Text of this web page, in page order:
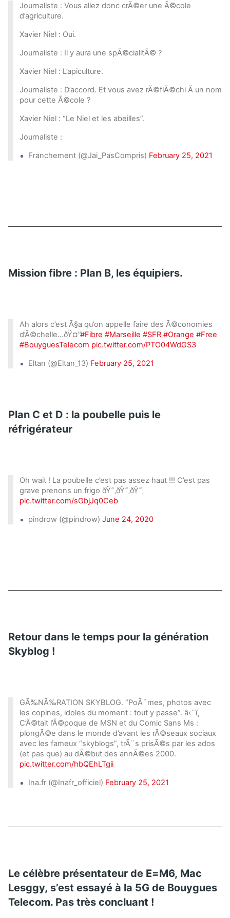
Journaliste : Vous allez donc crÃ©er une Ã©cole
d’agriculture.
Xavier Niel : Oui.
Journaliste : Il y aura une spÃ©cialitÃ© ?
Xavier Niel : L’apiculture.
Journaliste : D’accord. Et vous avez rÃ©flÃ©chi Ã un nom
pour cette Ã©cole ?
Xavier Niel : “Le Niel et les abeilles”.
Journaliste :
Franchement (@Jai_PasCompris) February 25, 2021
Mission fibre : Plan B, les équipiers.
Ah alors c’est Ã§a qu’on appelle faire des Ã©conomies
d’Ã©chelle…ðŸ¤”#Fibre #Marseille #SFR #Orange #Free
#BouyguesTelecom pic.twitter.com/PTO04WdGS3
Eltan (@Eltan_13) February 25, 2021
Plan C et D : la poubelle puis le
réfrigérateur
Oh wait ! La poubelle c’est pas assez haut !!! C’est pas
grave prenons un frigo ðŸ˜‚ðŸ˜‚ðŸ˜‚
pic.twitter.com/sGbjJq0Ceb
pindrow (@pindrow) June 24, 2020
Retour dans le temps pour la génération
Skyblog !
GÃ‰NÃ‰RATION SKYBLOG. “PoÃ¨mes, photos avec
les copines, idoles du moment : tout y passe”. â‹¨ï¸
C’Ã©tait l’Ã©poque de MSN et du Comic Sans Ms :
plongÃ©e dans le monde d’avant les rÃ©seaux sociaux
avec les fameux “skyblogs”, trÃ¨s prisÃ©s par les ados
(et pas que) au dÃ©but des annÃ©es 2000.
pic.twitter.com/hbQEhLTgii
Ina.fr (@Inafr_officiel) February 25, 2021
Le célèbre présentateur de E=M6, Mac
Lesggy, s’est essayé à la 5G de Bouygues
Telecom. Pas très concluant !